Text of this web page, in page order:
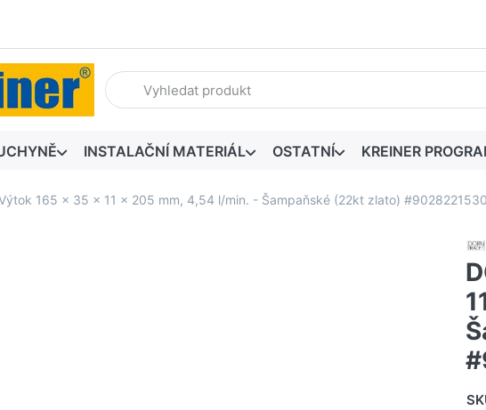
Zadejte hledaný výraz. První výsledky se zobrazí
INSTALAČNÍ MATERIÁL OSTATNÍ KREINER
Výtok 165 x 35 x 11 x 205 mm, 4,54 l/min. - Šampaňské (22kt zlato)